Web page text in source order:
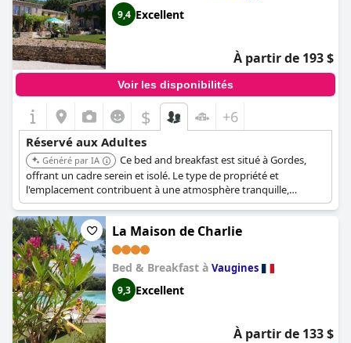
9,4 Excellent
À partir de 193 $
Voir les disponibilités
$ +6
Réservé aux Adultes
Généré par IA
Ce bed and breakfast est situé à Gordes,
offrant un cadre serein et isolé. Le type de propriété et
l'emplacement contribuent à une atmosphère tranquille,
parfaite pour les adultes en quête de relaxation.
La Maison de Charlie
Bed & Breakfast à Vaugines
9,3 Excellent
À partir de 133 $